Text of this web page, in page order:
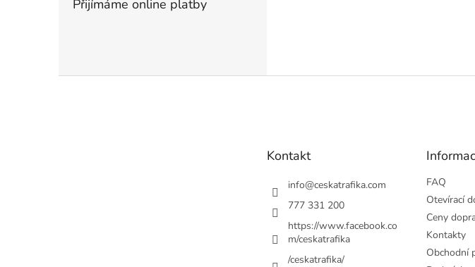
Přijímáme online platby
Kontakt
info@ceskatrafika.com
777 331 200
https://www.facebook.co
m/ceskatrafika
/ceskatrafika/
FAQ
Otevírací
Ceny
Kontakty
Obchodní